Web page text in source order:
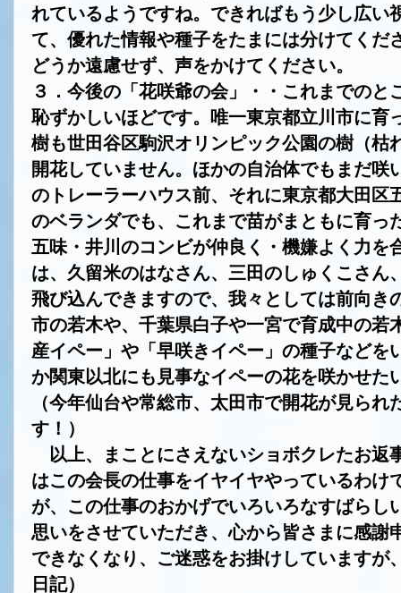
れているようですね。できればもう少し広
て、優れた情報や種子をたまには分けてく
どうか遠慮せず、声をかけてください。
３．今後の「花咲爺の会」・・これまでの
恥ずかしいほどです。唯一東京都立川市に
樹も世田谷区駒沢オリンピック公園の樹（
開花していません。ほかの自治体でもまだ
のトレーラーハウス前、それに東京都大田
のベランダでも、これまで苗がまともに育
五味・井川のコンビが仲良く・機嫌よく力
は、久留米のはなさん、三田のしゅくこさ
飛び込んできますので、我々としては前向
市の若木や、千葉県白子や一宮で育成中の
産イペー」や「早咲きイペー」の種子など
か関東以北にも見事なイペーの花を咲かせ
（今年仙台や常総市、太田市で開花が見ら
す！）
以上、まことにさえないショボクレたお返
はこの会長の仕事をイヤイヤやっているわ
が、この仕事のおかげでいろいろなすばら
思いをさせていただき、心から皆さまに感
できなくなり、ご迷惑をお掛けしています
日記）